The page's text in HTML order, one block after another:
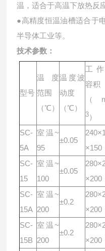
温，适合于高温下放热反
●高精度恒温油槽适合于
半导体工业等。
技术参数：
型号
温度
范围
（℃）
温度波
动度
（℃）
工
容积
（
3）
SC-
5A
室温~
95
±0.05
×150
SC-
15
室温~
100
±0.05
×200
SC-
15A
室温~
200
±0.2
×200
SC-
15B
室温~
200
±0.2
×200